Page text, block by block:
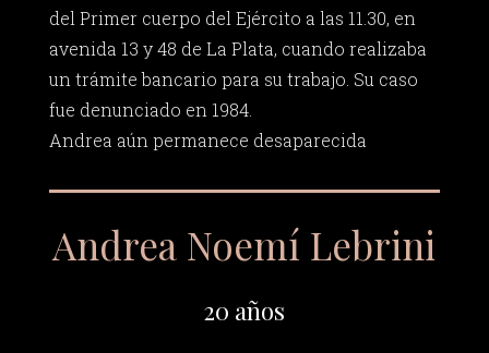
del Primer cuerpo del Ejército a las 11.30, en
avenida 13 y 48 de La Plata, cuando realizaba
un trámite bancario para su trabajo. Su caso
fue denunciado en 1984.
Andrea aún permanece desaparecida
Andrea Noemí Lebrini
20 años